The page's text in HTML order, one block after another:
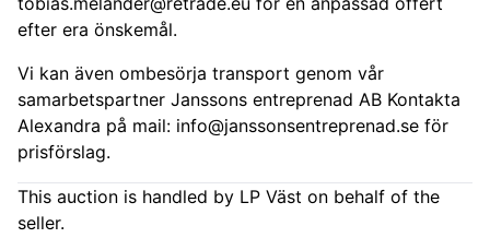
efter era önskemål.
Vi kan även ombesörja transport genom vår
samarbetspartner Janssons entreprenad AB Kontakta
Alexandra på mail: info@janssonsentreprenad.se för
prisförslag.
This auction is handled by LP Väst on behalf of the
seller.